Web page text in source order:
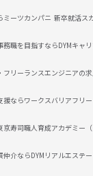
ミーツカンパニ 新卒就活ス
職を目指すならDYMキャ
リーランスエンジニアの
援ならワークスバリアフリー
寿司職人育成アカデミー（
介ならDYMリアルエステ